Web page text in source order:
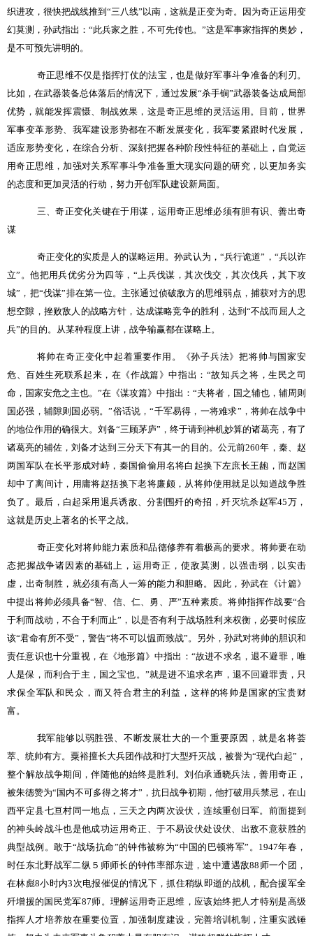
织进攻，很快把战线推到“三八线”以南，这就是正变为奇。因为奇正运用变
幻莫测，孙武指出：“此兵家之胜，不可先传也。”这是军事家指挥的奥妙，
是不可预先讲明的。
奇正思维不仅是指挥打仗的法宝，也是做好军事斗争准备的利刃。
比如，在武器装备总体落后的情况下，通过发展“杀手锏”武器装备达成局部
优势，就能发挥震慑、制战效果，这是奇正思维的灵活运用。目前，世界
军事变革形势、我军建设形势都在不断发展变化，我军要紧跟时代发展，
适应形势变化，在综合分析、深刻把握各种阶段性特征的基础上，自觉运
用奇正思维，加强对关系军事斗争准备重大现实问题的研究，以更加务实
的态度和更加灵活的行动，努力开创军队建设新局面。
三、奇正变化关键在于用谋，运用奇正思维必须有胆有识、善出奇
谋
奇正变化的实质是人的谋略运用。孙武认为，“兵行诡道”，“兵以诈
立”。他把用兵优劣分为四等，“上兵伐谋，其次伐交，其次伐兵，其下攻
城”，把“伐谋”排在第一位。主张通过侦破敌方的思维弱点，捕获对方的思
想空隙，挫败敌人的战略方针，达成谋略竞争的胜利，达到“不战而屈人之
兵”的目的。从某种程度上讲，战争输赢都在谋略上。
将帅在奇正变化中起着重要作用。《孙子兵法》把将帅与国家安
危、百姓生死联系起来，在《作战篇》中指出：“故知兵之将，生民之司
命，国家安危之主也。”在《谋攻篇》中指出：“夫将者，国之辅也，辅周则
国必强，辅隙则国必弱。”俗话说，“千军易得，一将难求”，将帅在战争中
的地位作用的确很大。刘备“三顾茅庐”，终于请到神机妙算的诸葛亮，有了
诸葛亮的辅佐，刘备才达到三分天下有其一的目的。公元前260年，秦、赵
两国军队在长平形成对峙，秦国偷偷用名将白起换下左庶长王龅，而赵国
却中了离间计，用庸将赵括换下老将廉颇，从将帅使用就足以知道战争胜
负了。最后，白起采用退兵诱敌、分割围歼的奇招，歼灭坑杀赵军45万，
这就是历史上著名的长平之战。
奇正变化对将帅能力素质和品德修养有着极高的要求。将帅要在动
态把握战争诸因素的基础上，运用奇正，使敌莫测，以强击弱，以实击
虚，出奇制胜，就必须有高人一筹的能力和胆略。因此，孙武在《计篇》
中提出将帅必须具备“智、信、仁、勇、严”五种素质。将帅指挥作战要“合
于利而战动，不合于利而止”，以是否有利于战场胜利来权衡，必要时候应
该“君命有所不受”，警告“将不可以愠而致战”。另外，孙武对将帅的胆识和
责任意识也十分重视，在《地形篇》中指出：“故进不求名，退不避罪，唯
人是保，而利合于主，国之宝也。”就是进不追求名声，退不回避罪责，只
求保全军队和民众，而又符合君主的利益，这样的将帅是国家的宝贵财
富。
我军能够以弱胜强、不断发展壮大的一个重要原因，就是名将荟
萃、统帅有方。粟裕擅长大兵团作战和打大型歼灭战，被誉为“现代白起”，
整个解放战争期间，伴随他的始终是胜利。刘伯承通晓兵法，善用奇正，
被朱德赞为“国内不可多得之将才”，抗日战争初期，他打破用兵禁忌，在山
西平定县七亘村同一地点，三天之内两次设伏，连续重创日军。前面提到
的神头岭战斗也是他成功运用奇正、于不易设伏处设伏、出敌不意获胜的
典型战例。敢于“战场抗命”的钟伟被称为“中国的巴顿将军”。 1947年春，
时任东北野战军二纵５师师长的钟伟率部东进，途中遭遇敌88 师一个团，
在林彪8小时内3次电报催促的情况下，抓住稍纵即逝的战机，配合援军全
歼增援的国民党军87师。理解运用奇正思维，应该始终把人才特别是高级
指挥人才培养放在重要位置，加强制度建设，完善培训机制，注重实践锤